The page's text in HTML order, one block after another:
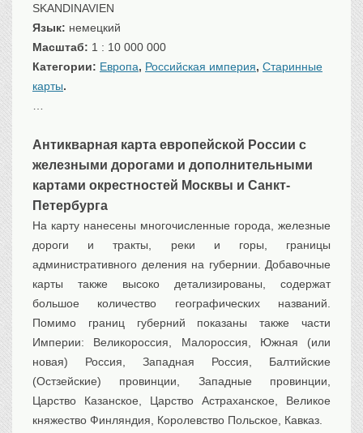
Рыбы, рыбалка
Техника, транспорт,
Архитектура
Техника
Связь
Букинистика
Медицина
Оружие, военная атрибутика
Выставочные экспонаты XVI-XIXв.
Досуг
Разное
SKANDINAVIEN
Язык: немецкий
Масштаб: 1 : 10 000 000
Категории: Европа, Российская империя, Старинные
карты.
Антикварная карта европейской России с
железными дорогами и дополнительными
картами окрестностей Москвы и Санкт-
Петербурга
На карту нанесены многочисленные города, железные
дороги и тракты, реки и горы, границы
административного деления на губернии. Добавочные
карты также высоко детализированы, содержат
большое количество географических названий.
Помимо границ губерний показаны также части
Империи: Великороссия, Малороссия, Южная (или
новая) Россия, Западная Россия, Балтийские
(Остзейские) провинции, Западные провинции,
Царство Казанское, Царство Астраханское, Великое
княжество Финляндия, Королевство Польское, Кавказ.